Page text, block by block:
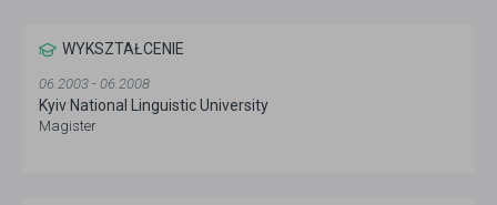
WYKSZTAŁCENIE
06.2003 - 06.2008
Kyiv National Linguistic University
Magister